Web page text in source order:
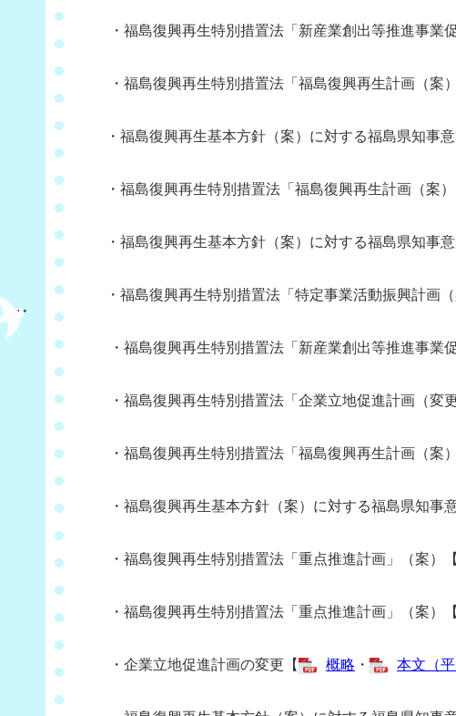
・福島復興再生特別措置法「新産業創出等推進事業
・福島復興再生特別措置法「福島復興再生計画（案
・福島復興再生基本方針（案）に対する福島県知事意
・福島復興再生特別措置法「福島復興再生計画（案）
・福島復興再生基本方針（案）に対する福島県知事意
・福島復興再生特別措置法「特定事業活動振興計画（
・福島復興再生特別措置法「新産業創出等推進事業
・福島復興再生特別措置法「企業立地促進計画（変
・福島復興再生特別措置法「福島復興再生計画（案
・福島復興再生基本方針（案）に対する福島県知事
・福島復興再生特別措置法「重点推進計画」（案）【
・福島復興再生特別措置法「重点推進計画」（案）【
・企業立地促進計画の変更【 概略 ・ 本文（